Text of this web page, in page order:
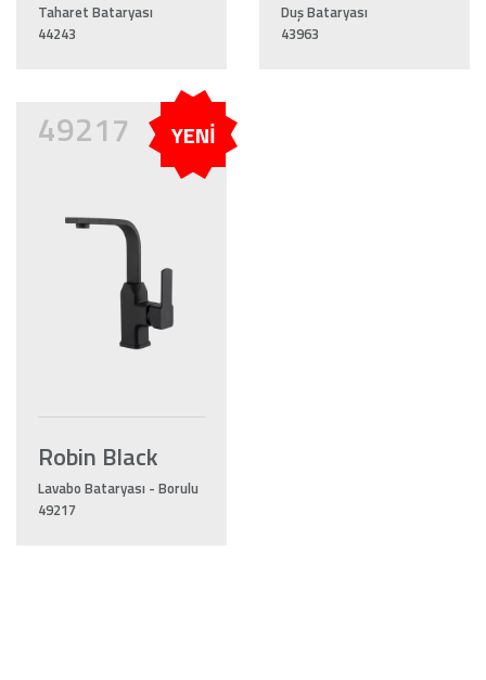
Taharet Bataryası
44243
Duş Bataryası
43963
49217 YENİ
Robin Black
Lavabo Bataryası - Borulu
49217